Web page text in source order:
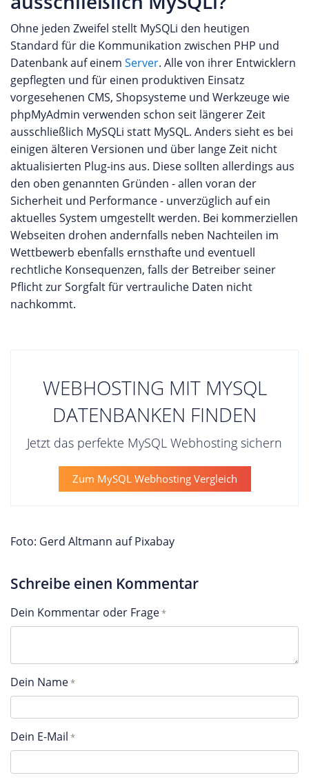
Ohne jeden Zweifel stellt MySQLi den heutigen
Standard für die Kommunikation zwischen PHP und
Datenbank auf einem Server. Alle von ihrer Entwicklern
gepflegten und für einen produktiven Einsatz
vorgesehenen CMS, Shopsysteme und Werkzeuge wie
phpMyAdmin verwenden schon seit längerer Zeit
ausschließlich MySQLi statt MySQL. Anders sieht es bei
einigen älteren Versionen und über lange Zeit nicht
aktualisierten Plug-ins aus. Diese sollten allerdings aus
den oben genannten Gründen - allen voran der
Sicherheit und Performance - unverzüglich auf ein
aktuelles System umgestellt werden. Bei kommerziellen
Webseiten drohen andernfalls neben Nachteilen im
Wettbewerb ebenfalls ernsthafte und eventuell
rechtliche Konsequenzen, falls der Betreiber seiner
Pflicht zur Sorgfalt für vertrauliche Daten nicht
nachkommt.
WEBHOSTING MIT MYSQL
DATENBANKEN FINDEN
Jetzt das perfekte MySQL Webhosting sichern
Zum MySQL Webhosting Vergleich
Foto: Gerd Altmann auf Pixabay
Schreibe einen Kommentar
Dein Kommentar oder Frage
Dein Name
Dein E-Mail